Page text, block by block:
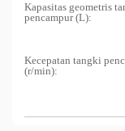
Kapasitas geometris
pencampur (L):
Kecepatan tangki
(r/min):